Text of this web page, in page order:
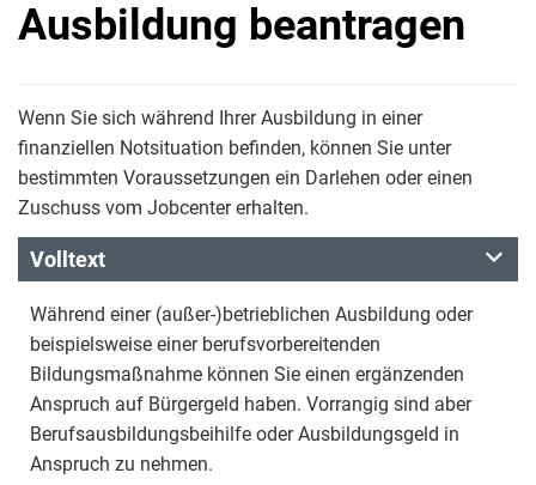
Ausbildung beantragen
Wenn Sie sich während Ihrer Ausbildung in einer
finanziellen Notsituation befinden, können Sie unter
bestimmten Voraussetzungen ein Darlehen oder einen
Zuschuss vom Jobcenter erhalten.
Volltext
Während einer (außer-)betrieblichen Ausbildung oder
beispielsweise einer berufsvorbereitenden
Bildungsmaßnahme können Sie einen ergänzenden
Anspruch auf Bürgergeld haben. Vorrangig sind aber
Berufsausbildungsbeihilfe oder Ausbildungsgeld in
Anspruch zu nehmen.